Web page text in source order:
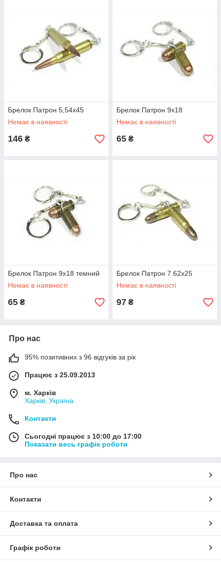
Брелок Патрон 5,54х45
Немає в наявності
146 ₴
Брелок Патрон 9х18
Немає в наявності
65 ₴
Брелок Патрон 9х18 темний
Немає в наявності
65 ₴
Брелок Патрон 7.62х25
Немає в наявності
97 ₴
Про нас
95% позитивних з 96 відгуків за рік
Працює з 25.09.2013
м. Харків
Харків, Україна
Контакти
Сьогодні працює з 10:00 до 17:00
Показати весь графік роботи
Про нас
Контакти
Доставка та оплата
Графік роботи